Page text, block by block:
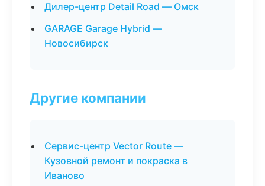
Дилер-центр Detail Road — Омск
GARAGE Garage Hybrid —
Новосибирск
Другие компании
Сервис-центр Vector Route —
Кузовной ремонт и покраска в
Иваново